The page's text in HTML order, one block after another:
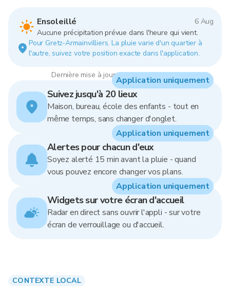
Ensoleillé
6 Aug
Aucune précipitation prévue dans l'heure qui vient.
Pour Gretz-Armainvilliers. La pluie varie d'un quartier à
l'autre, suivez votre position exacte dans l'application.
Dernière mise à jour : 10:00, 6 Aug 2026
Suivez jusqu'à 20 lieux
Maison, bureau, école des enfants - tout en
même temps, sans changer d'onglet.
Application uniquement
Alertes pour chacun d'eux
Soyez alerté 15 min avant la pluie - quand
vous pouvez encore changer vos plans.
Application uniquement
Widgets sur votre écran d'accueil
Radar en direct sans ouvrir l'appli - sur votre
écran de verrouillage ou d'accueil.
Application uniquement
CONTEXTE LOCAL